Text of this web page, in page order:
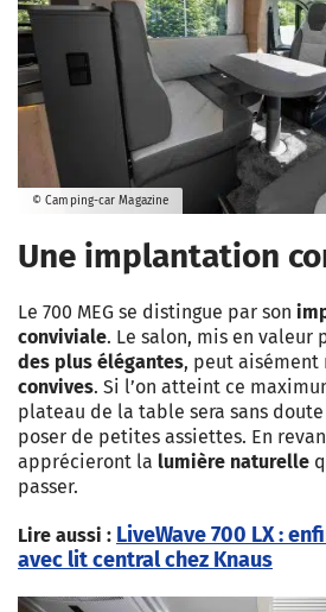
© Camping-car Magazine
Une implantation
Le 700 MEG se distingue par son
conviviale. Le salon, mis en valeur
des plus élégantes, peut aisément
convives. Si l’on atteint ce
plateau de la table sera sans
poser de petites assiettes. En
apprécieront la lumière naturelle
passer.
Lire aussi : LiveWave 700 LX :
avec lit central chez Knaus